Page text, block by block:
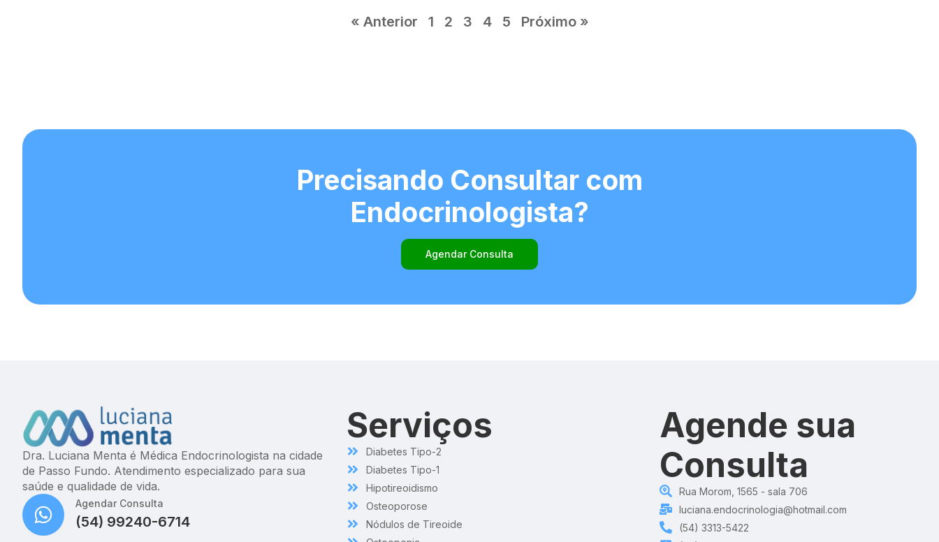
« Anterior 1 2 3 4 5 Próximo »
Precisando Consultar com
Endocrinologista?
Agendar Consulta
Dra. Luciana Menta é Médica Endocrinologista na cidade
de Passo Fundo. Atendimento especializado para sua
saúde e qualidade de vida.
Agendar Consulta
(54) 99240-6714
Serviços
Diabetes Tipo-2
Diabetes Tipo-1
Hipotireoidismo
Osteoporose
Nódulos de Tireoide
Agende sua
Consulta
Rua Morom, 1565 - sala 706
luciana.endocrinologia@hotmail.com
(54) 3313-5422